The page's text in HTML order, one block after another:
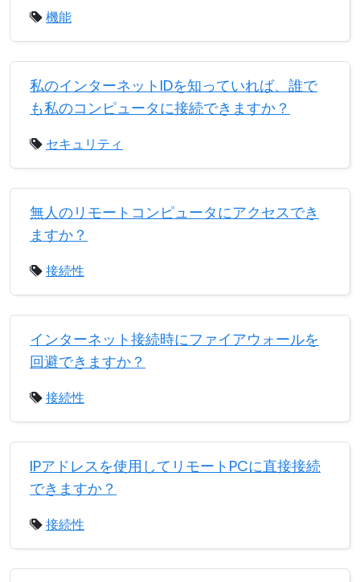
機能
私のインターネットIDを知っていれば、誰で
も私のコンピュータに接続できますか？
セキュリティ
無人のリモートコンピュータにアクセスでき
ますか？
接続性
インターネット接続時にファイアウォールを
回避できますか？
接続性
IPアドレスを使用してリモートPCに直接接続
できますか？
接続性